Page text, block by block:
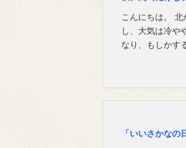
こんにちは。
し、大気は冷や
なり、もしかす
「いいさかなの